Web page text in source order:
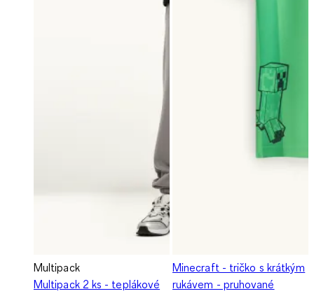
Multipack
Multipack 2 ks - teplákové
Minecraft - tričko s krátkým
rukávem - pruhované